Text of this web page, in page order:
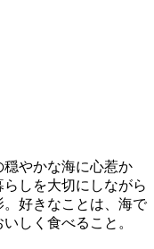
穏やかな海に心惹か
しを大切にしながら
好きなことは、海で
しく食べること。